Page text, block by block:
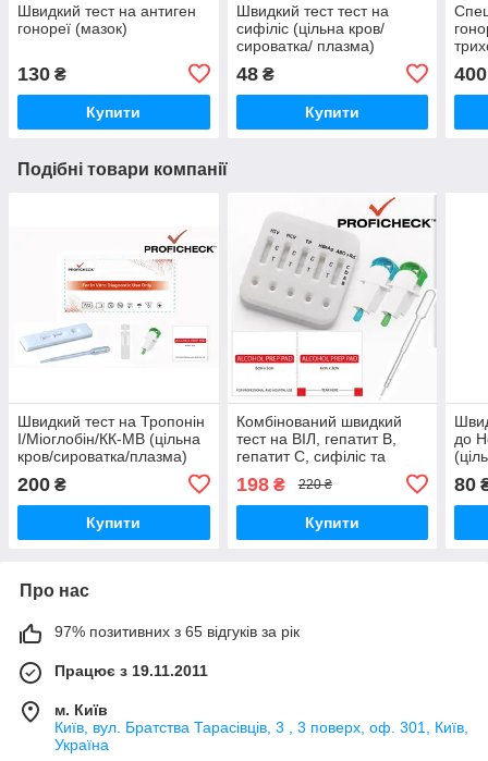
Швидкий тест на антиген
гонореї (мазок)
130 ₴
Купити
Швидкий тест тест на
сифіліс (цільна кров/
сироватка/ плазма)
48₴
Купити
400
Подібні товари компанії
Швидкий тест на Тропонін
І/Міоглобін/КК-МВ (цільна
кров/сироватка/плазма)
200 ₴
Купити
Комбінований швидкий
тест на ВІЛ, гепатит B,
гепатит С, сифіліс та
визначення групи крові і
резус-фактора (цільна
кров)
198₴ 220 ₴
Купити
до
80
Про нас
97% позитивних з 65 відгуків за рік
Працює з 19.11.2011
м. Київ
Київ, вул. Братства Тарасівців, 3 , 3 поверх, оф. 301, Київ,
Україна